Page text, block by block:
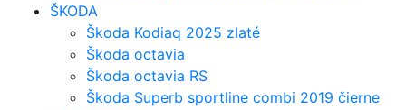
ŠKODA
Škoda Kodiaq 2025 zlaté
Škoda octavia
Škoda octavia RS
Škoda Superb sportline combi 2019 čierne